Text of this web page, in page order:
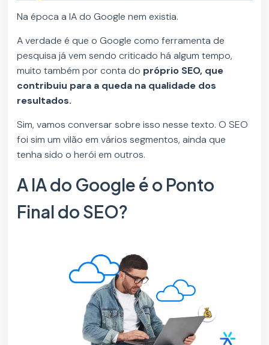
Na época a IA do Google nem existia.
A verdade é que o Google como ferramenta de
pesquisa já vem sendo criticado há algum tempo,
muito também por conta do próprio SEO, que
contribuiu para a queda na qualidade dos
resultados.
Sim, vamos conversar sobre isso nesse texto. O SEO
foi sim um vilão em vários segmentos, ainda que
tenha sido o herói em outros.
A IA do Google é o Ponto
Final do SEO?